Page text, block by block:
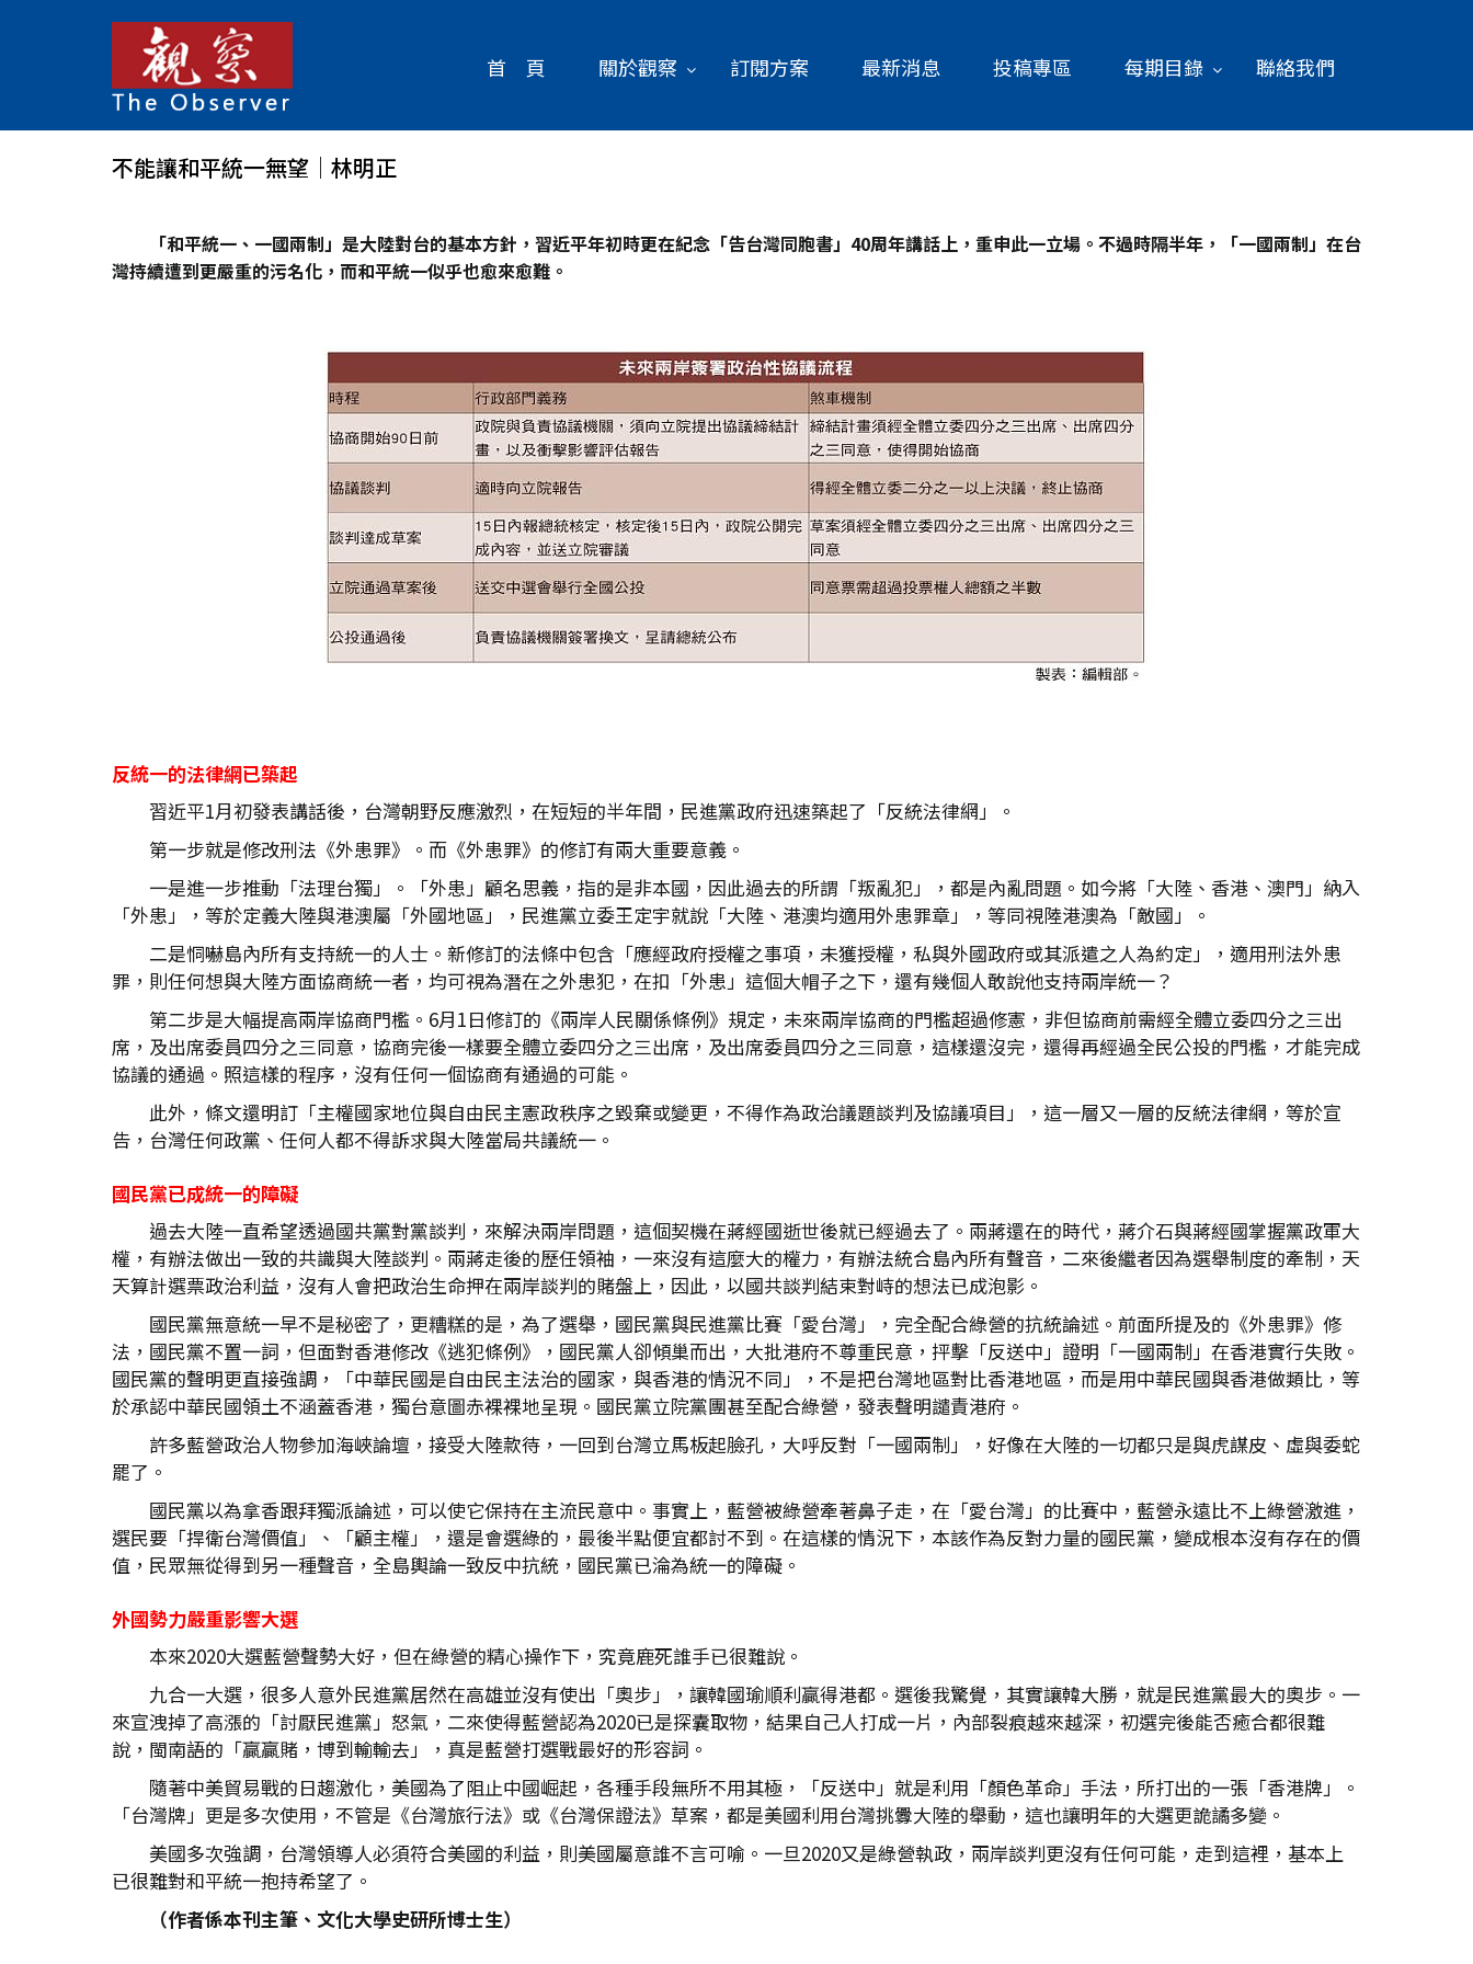
首 頁 關於觀察 訂閱方案 最新消息 投稿專區 每期目錄 聯絡我們
不能讓和平統一無望│林明正
「和平統一、一國兩制」是大陸對台的基本方針，習近平年初時更在紀念「告台灣同胞書」40周年講話上，重申此一立場。不過時隔半年，「一國兩制」在台
灣持續遭到更嚴重的污名化，而和平統一似乎也愈來愈難。
反統一的法律網已築起
習近平1月初發表講話後，台灣朝野反應激烈，在短短的半年間，民進黨政府迅速築起了「反統法律網」。
第一步就是修改刑法《外患罪》。而《外患罪》的修訂有兩大重要意義。
一是進一步推動「法理台獨」。「外患」顧名思義，指的是非本國，因此過去的所謂「叛亂犯」，都是內亂問題。如今將「大陸、香港、澳門」納入
「外患」，等於定義大陸與港澳屬「外國地區」，民進黨立委王定宇就說「大陸、港澳均適用外患罪章」，等同視陸港澳為「敵國」。
二是恫嚇島內所有支持統一的人士。新修訂的法條中包含「應經政府授權之事項，未獲授權，私與外國政府或其派遣之人為約定」，適用刑法外患
罪，則任何想與大陸方面協商統一者，均可視為潛在之外患犯，在扣「外患」這個大帽子之下，還有幾個人敢說他支持兩岸統一？
第二步是大幅提高兩岸協商門檻。6月1日修訂的《兩岸人民關係條例》規定，未來兩岸協商的門檻超過修憲，非但協商前需經全體立委四分之三出
席，及出席委員四分之三同意，協商完後一樣要全體立委四分之三出席，及出席委員四分之三同意，這樣還沒完，還得再經過全民公投的門檻，才能完成
協議的通過。照這樣的程序，沒有任何一個協商有通過的可能。
此外，條文還明訂「主權國家地位與自由民主憲政秩序之毀棄或變更，不得作為政治議題談判及協議項目」，這一層又一層的反統法律網，等於宣
告，台灣任何政黨、任何人都不得訴求與大陸當局共議統一。
國民黨已成統一的障礙
過去大陸一直希望透過國共黨對黨談判，來解決兩岸問題，這個契機在蔣經國逝世後就已經過去了。兩蔣還在的時代，蔣介石與蔣經國掌握黨政軍大
權，有辦法做出一致的共識與大陸談判。兩蔣走後的歷任領袖，一來沒有這麼大的權力，有辦法統合島內所有聲音，二來後繼者因為選舉制度的牽制，天
天算計選票政治利益，沒有人會把政治生命押在兩岸談判的賭盤上，因此，以國共談判結束對峙的想法已成泡影。
國民黨無意統一早不是秘密了，更糟糕的是，為了選舉，國民黨與民進黨比賽「愛台灣」，完全配合綠營的抗統論述。前面所提及的《外患罪》修
法，國民黨不置一詞，但面對香港修改《逃犯條例》，國民黨人卻傾巢而出，大批港府不尊重民意，抨擊「反送中」證明「一國兩制」在香港實行失敗。
國民黨的聲明更直接強調，「中華民國是自由民主法治的國家，與香港的情況不同」，不是把台灣地區對比香港地區，而是用中華民國與香港做類比，等
於承認中華民國領土不涵蓋香港，獨台意圖赤裸裸地呈現。國民黨立院黨團甚至配合綠營，發表聲明譴責港府。
許多藍營政治人物參加海峽論壇，接受大陸款待，一回到台灣立馬板起臉孔，大呼反對「一國兩制」，好像在大陸的一切都只是與虎謀皮、虛與委蛇
罷了。
國民黨以為拿香跟拜獨派論述，可以使它保持在主流民意中。事實上，藍營被綠營牽著鼻子走，在「愛台灣」的比賽中，藍營永遠比不上綠營激進，
選民要「捍衛台灣價值」、「顧主權」，還是會選綠的，最後半點便宜都討不到。在這樣的情況下，本該作為反對力量的國民黨，變成根本沒有存在的價
值，民眾無從得到另一種聲音，全島輿論一致反中抗統，國民黨已淪為統一的障礙。
外國勢力嚴重影響大選
本來2020大選藍營聲勢大好，但在綠營的精心操作下，究竟鹿死誰手已很難說。
九合一大選，很多人意外民進黨居然在高雄並沒有使出「奧步」，讓韓國瑜順利贏得港都。選後我驚覺，其實讓韓大勝，就是民進黨最大的奧步。一
來宣洩掉了高漲的「討厭民進黨」怒氣，二來使得藍營認為2020已是探囊取物，結果自己人打成一片，內部裂痕越來越深，初選完後能否癒合都很難
說，閩南語的「贏贏賭，博到輸輸去」，真是藍營打選戰最好的形容詞。
隨著中美貿易戰的日趨激化，美國為了阻止中國崛起，各種手段無所不用其極，「反送中」就是利用「顏色革命」手法，所打出的一張「香港牌」。
「台灣牌」更是多次使用，不管是《台灣旅行法》或《台灣保證法》草案，都是美國利用台灣挑釁大陸的舉動，這也讓明年的大選更詭譎多變。
美國多次強調，台灣領導人必須符合美國的利益，則美國屬意誰不言可喻。一旦2020又是綠營執政，兩岸談判更沒有任何可能，走到這裡，基本上
已很難對和平統一抱持希望了。
（作者係本刊主筆、文化大學史研所博士生）